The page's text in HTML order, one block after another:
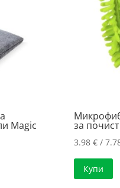
Magic за
3.98€ /
Купи